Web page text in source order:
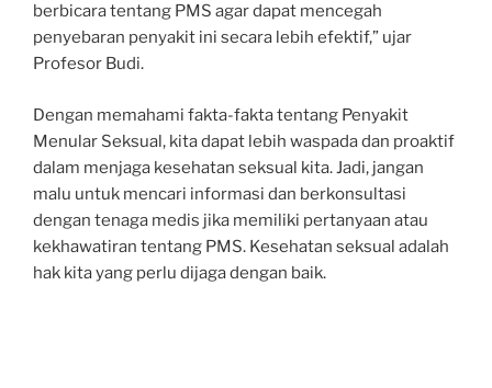
berbicara tentang PMS agar dapat mencegah
penyebaran penyakit ini secara lebih efektif,” ujar
Profesor Budi.
Dengan memahami fakta-fakta tentang Penyakit
Menular Seksual, kita dapat lebih waspada dan proaktif
dalam menjaga kesehatan seksual kita. Jadi, jangan
malu untuk mencari informasi dan berkonsultasi
dengan tenaga medis jika memiliki pertanyaan atau
kekhawatiran tentang PMS. Kesehatan seksual adalah
hak kita yang perlu dijaga dengan baik.